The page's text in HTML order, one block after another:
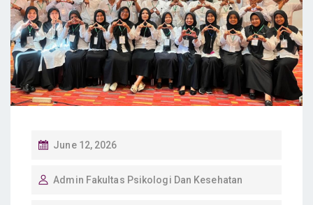
P
S
June 12, 2026
Admin Fakultas Psikologi Dan Kesehatan